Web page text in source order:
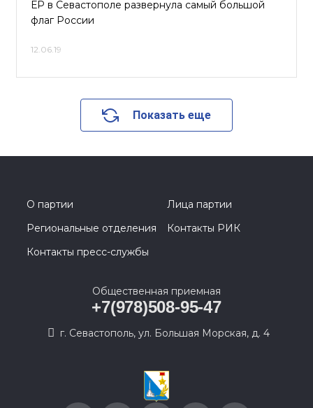
ЕР в Севастополе развернула самый большой
флаг России
12.06.19
Показать еще
О партии
Лица партии
Региональные отделения
Контакты РИК
Контакты пресс-службы
Общественная приемная
+7(978)508-95-47
г. Севастополь, ул. Большая Морская, д. 4